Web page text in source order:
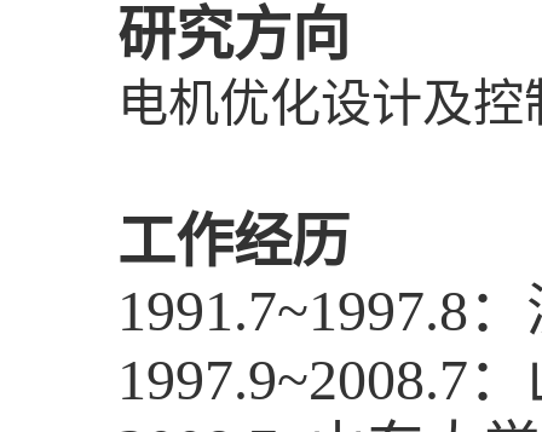
研究方向
电机优化设计及控
工作经历
1991.7~1997.8
1997.9~2008.7